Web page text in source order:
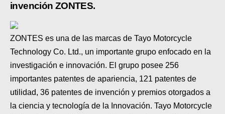
MOBIL
GUÍA DE PRECIOS
MOTOS HONDA PERÚ
invención ZONTES.
ZONTES es una de las marcas de Tayo Motorcycle
Technology Co. Ltd., un importante grupo enfocado en la
investigación e innovación. El grupo posee 256
importantes patentes de apariencia, 121 patentes de
utilidad, 36 patentes de invención y premios otorgados a
la ciencia y tecnología de la Innovación. Tayo Motorcycle